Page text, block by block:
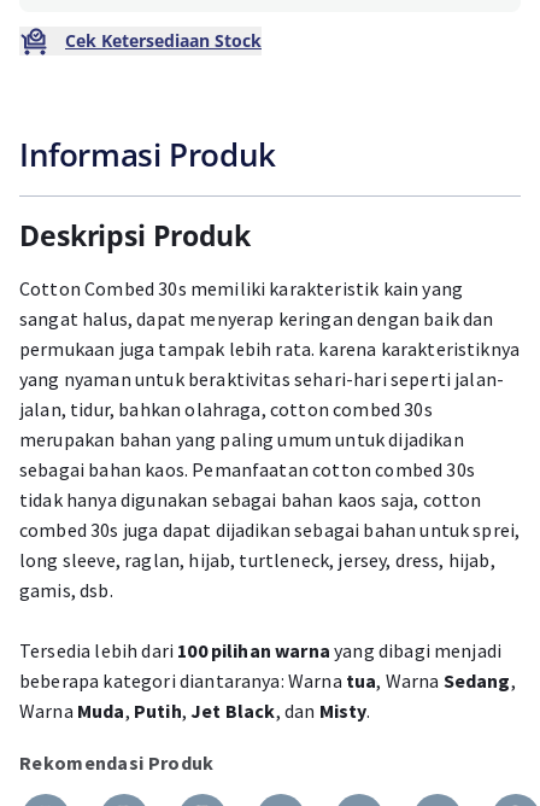
Cek Ketersediaan Stock
Informasi Produk
Deskripsi Produk
Cotton Combed 30s memiliki karakteristik kain yang
sangat halus, dapat menyerap keringan dengan baik dan
permukaan juga tampak lebih rata. karena karakteristiknya
yang nyaman untuk beraktivitas sehari-hari seperti jalan-
jalan, tidur, bahkan olahraga, cotton combed 30s
merupakan bahan yang paling umum untuk dijadikan
sebagai bahan kaos. Pemanfaatan cotton combed 30s
tidak hanya digunakan sebagai bahan kaos saja, cotton
combed 30s juga dapat dijadikan sebagai bahan untuk sprei,
long sleeve, raglan, hijab, turtleneck, jersey, dress, hijab,
gamis, dsb.
Tersedia lebih dari 100 pilihan warna yang dibagi menjadi
beberapa kategori diantaranya: Warna tua, Warna Sedang,
Warna Muda, Putih,Jet Black, dan Misty.
Rekomendasi Produk